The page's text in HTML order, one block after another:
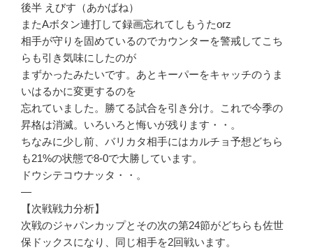
後半 えびす（あかばね）
またAボタン連打して録画忘れてしもうたorz
相手が守りを固めているのでカウンターを警戒してこち
らも引き気味にしたのが
まずかったみたいです。あとキーパーをキャッチのうま
いはるかに変更するのを
忘れていました。勝てる試合を引き分け。これで今季の
昇格は消滅。いろいろと悔いが残ります・・。
ちなみに少し前、バリカタ相手にはカルチョ予想どちら
も21%の状態で8-0で大勝しています。
ドウシテコウナッタ・・。
—
【次戦戦力分析】
次戦のジャパンカップとその次の第24節がどちらも佐世
保ドックスになり、同じ相手を2回戦います。